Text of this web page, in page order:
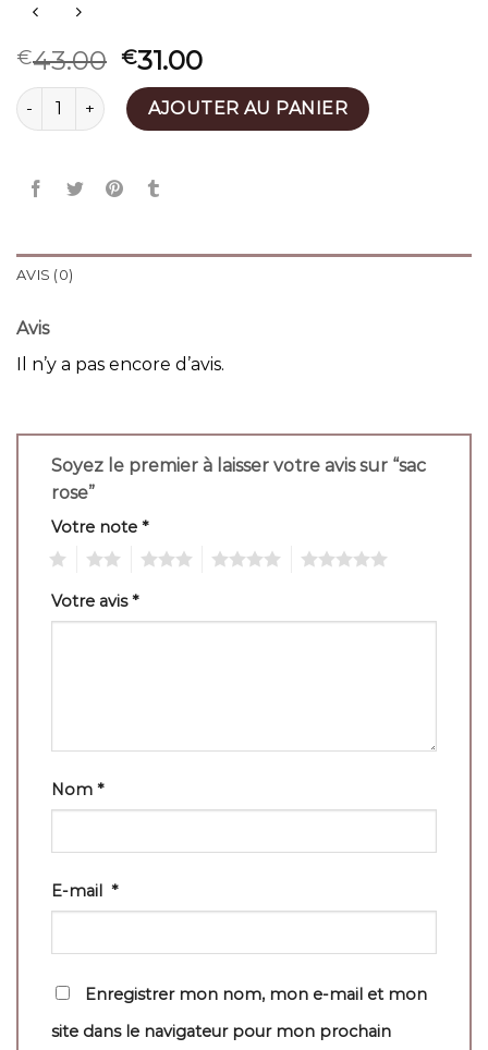
€43.00 €31.00
quantité de sac roseAJOUTER AU PANIER
AVIS (0)
Avis
Il n’y a pas encore d’avis.
Soyez le premier à laisser votre avis sur “sac
rose”
Votre note *
Votre avis*
Nom *
E-mail *
Enregistrer mon nom, mon e-mail et mon
site dans le navigateur pour mon prochain